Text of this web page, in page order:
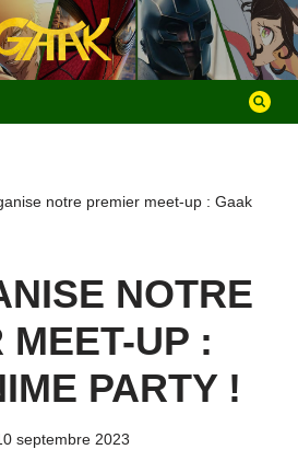
notre premier meet-up : Gaak
NOTRE
MEET-UP :
PARTY !
septembre 2023